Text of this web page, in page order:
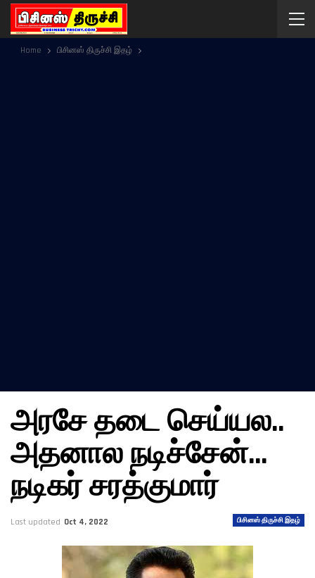
Home பிசினஸ் திருச்சி இதழ்
அரசே தடை செய்யல..
அதனால நடிச்சேன்…
நடிகர் சரத்குமார்
பிசினஸ் திருச்சி இதழ்
Last updated Oct 4, 2022